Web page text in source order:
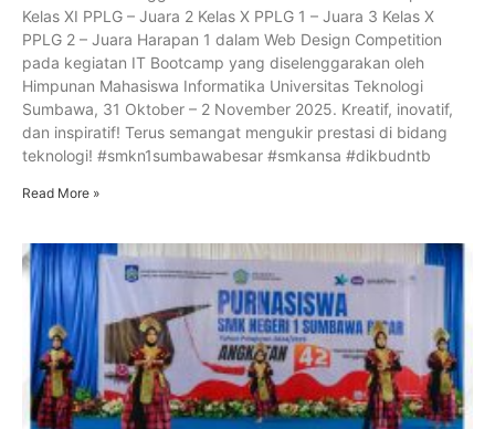
Kelas XI PPLG – Juara 2 Kelas X PPLG 1 – Juara 3 Kelas X
PPLG 2 – Juara Harapan 1 dalam Web Design Competition
pada kegiatan IT Bootcamp yang diselenggarakan oleh
Himpunan Mahasiswa Informatika Universitas Teknologi
Sumbawa, 31 Oktober – 2 November 2025. Kreatif, inovatif,
dan inspiratif! Terus semangat mengukir prestasi di bidang
teknologi! #smkn1sumbawabesar #smkansa #dikbudntb
Read More »